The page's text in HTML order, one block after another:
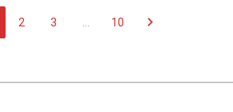
2 3 ... 10 chevron_right